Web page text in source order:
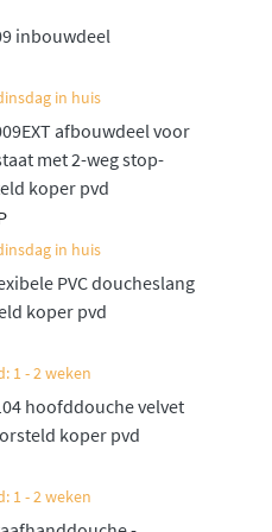
is, maar ook een
past in elke
doucheroutine
op.
een thermostaat?
doucheset met
inbouwdeel
in huis
afbouwdeel voor
met 2-weg stop-
koper pvd
in huis
PVC doucheslang
koper pvd
1 - 2 weken
hoofddouche velvet
koper pvd
1 - 2 weken